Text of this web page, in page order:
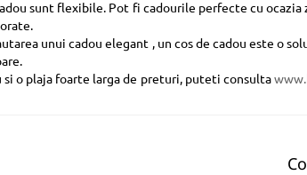
sunt flexibile. Pot fi cadourile perfecte cu
unui cadou elegant , un cos de cadou este
o plaja foarte larga de preturi, puteti consulta